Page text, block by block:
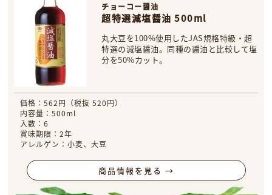
チョーコー醤油
超特選減塩醤油 500ml
丸大豆を100%使用したJAS規格特級・超
特選の減塩醤油。同種の醤油と比較して塩
分を50%カット。
価格：562円（税抜 520円）
内容量：500ml
入数：6
賞味期限：2年
アレルゲン：小麦、大豆
商品情報を見る →